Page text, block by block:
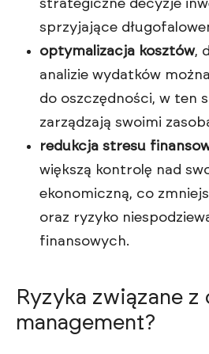
strategiczne decyzje
sprzyjające
optymalizacja kosztów,
analizie wydatków
do oszczędności, w ten
zarządzają swoimi
redukcja stresu
większą kontrolę nad
ekonomiczną, co
oraz ryzyko
finansowych.
Ryzyka związane z
management?